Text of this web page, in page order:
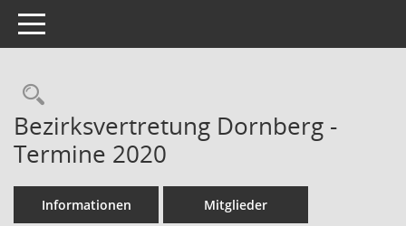
Toggle navigation
Rechercheauswahl
Bezirksvertretung Dornberg -
Termine 2020
Informationen Mitglieder